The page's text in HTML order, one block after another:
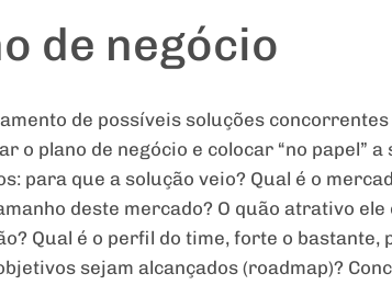
de negócio
de possíveis soluções
o plano de negócio e colocar “no papel”
para que a solução veio? Qual é o
deste mercado? O quão atrativo
Qual é o perfil do time, forte o bastante,
sejam alcançados (roadmap)?